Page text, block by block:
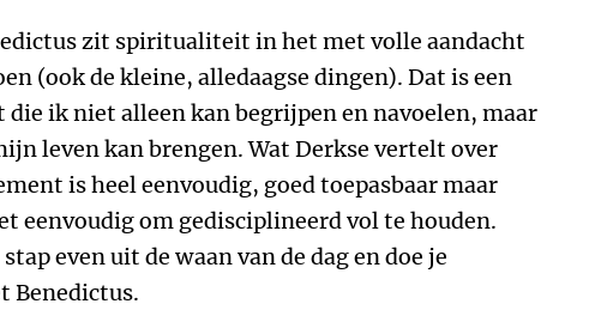
zit spiritualiteit in het met volle aandacht
(ook de kleine, alledaagse dingen). Dat is een
ik niet alleen kan begrijpen en navoelen, maar
leven kan brengen. Wat Derkse vertelt over
is heel eenvoudig, goed toepasbaar maar
eenvoudig om gedisciplineerd vol te houden.
even uit de waan van de dag en doe je
Benedictus.